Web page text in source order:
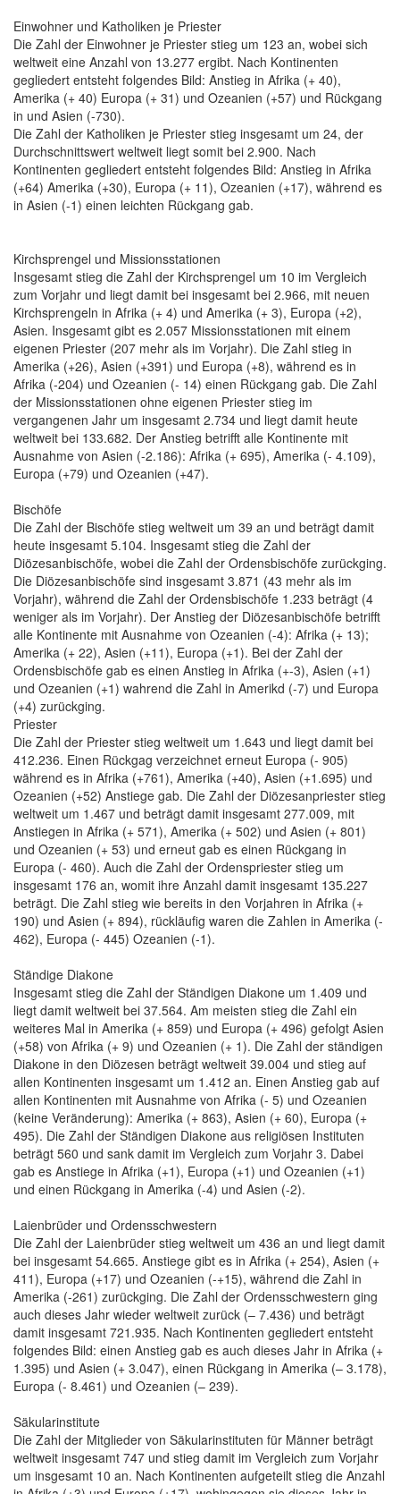
Einwohner und Katholiken je Priester
Die Zahl der Einwohner je Priester stieg um 123 an, wobei sich
weltweit eine Anzahl von 13.277 ergibt. Nach Kontinenten
gegliedert entsteht folgendes Bild: Anstieg in Afrika (+ 40),
Amerika (+ 40) Europa (+ 31) und Ozeanien (+57) und Rückgang
in und Asien (-730).
Die Zahl der Katholiken je Priester stieg insgesamt um 24, der
Durchschnittswert weltweit liegt somit bei 2.900. Nach
Kontinenten gegliedert entsteht folgendes Bild: Anstieg in Afrika
(+64) Amerika (+30), Europa (+ 11), Ozeanien (+17), während es
in Asien (-1) einen leichten Rückgang gab.
Kirchsprengel und Missionsstationen
Insgesamt stieg die Zahl der Kirchsprengel um 10 im Vergleich
zum Vorjahr und liegt damit bei insgesamt bei 2.966, mit neuen
Kirchsprengeln in Afrika (+ 4) und Amerika (+ 3), Europa (+2),
Asien. Insgesamt gibt es 2.057 Missionsstationen mit einem
eigenen Priester (207 mehr als im Vorjahr). Die Zahl stieg in
Amerika (+26), Asien (+391) und Europa (+8), während es in
Afrika (-204) und Ozeanien (- 14) einen Rückgang gab. Die Zahl
der Missionsstationen ohne eigenen Priester stieg im
vergangenen Jahr um insgesamt 2.734 und liegt damit heute
weltweit bei 133.682. Der Anstieg betrifft alle Kontinente mit
Ausnahme von Asien (-2.186): Afrika (+ 695), Amerika (- 4.109),
Europa (+79) und Ozeanien (+47).
Bischöfe
Die Zahl der Bischöfe stieg weltweit um 39 an und beträgt damit
heute insgesamt 5.104. Insgesamt stieg die Zahl der
Diözesanbischöfe, wobei die Zahl der Ordensbischöfe zurückging.
Die Diözesanbischöfe sind insgesamt 3.871 (43 mehr als im
Vorjahr), während die Zahl der Ordensbischöfe 1.233 beträgt (4
weniger als im Vorjahr). Der Anstieg der Diözesanbischöfe betrifft
alle Kontinente mit Ausnahme von Ozeanien (-4): Afrika (+ 13);
Amerika (+ 22), Asien (+11), Europa (+1). Bei der Zahl der
Ordensbischöfe gab es einen Anstieg in Afrika (+-3), Asien (+1)
und Ozeanien (+1) wahrend die Zahl in Amerikd (-7) und Europa
(+4) zurückging.
Priester
Die Zahl der Priester stieg weltweit um 1.643 und liegt damit bei
412.236. Einen Rückgag verzeichnet erneut Europa (- 905)
während es in Afrika (+761), Amerika (+40), Asien (+1.695) und
Ozeanien (+52) Anstiege gab. Die Zahl der Diözesanpriester stieg
weltweit um 1.467 und beträgt damit insgesamt 277.009, mit
Anstiegen in Afrika (+ 571), Amerika (+ 502) und Asien (+ 801)
und Ozeanien (+ 53) und erneut gab es einen Rückgang in
Europa (- 460). Auch die Zahl der Ordenspriester stieg um
insgesamt 176 an, womit ihre Anzahl damit insgesamt 135.227
beträgt. Die Zahl stieg wie bereits in den Vorjahren in Afrika (+
190) und Asien (+ 894), rückläufig waren die Zahlen in Amerika (-
462), Europa (- 445) Ozeanien (-1).
Ständige Diakone
Insgesamt stieg die Zahl der Ständigen Diakone um 1.409 und
liegt damit weltweit bei 37.564. Am meisten stieg die Zahl ein
weiteres Mal in Amerika (+ 859) und Europa (+ 496) gefolgt Asien
(+58) von Afrika (+ 9) und Ozeanien (+ 1). Die Zahl der ständigen
Diakone in den Diözesen beträgt weltweit 39.004 und stieg auf
allen Kontinenten insgesamt um 1.412 an. Einen Anstieg gab auf
allen Kontinenten mit Ausnahme von Afrika (- 5) und Ozeanien
(keine Veränderung): Amerika (+ 863), Asien (+ 60), Europa (+
495). Die Zahl der Ständigen Diakone aus religiösen Instituten
beträgt 560 und sank damit im Vergleich zum Vorjahr 3. Dabei
gab es Anstiege in Afrika (+1), Europa (+1) und Ozeanien (+1)
und einen Rückgang in Amerika (-4) und Asien (-2).
Laienbrüder und Ordensschwestern
Die Zahl der Laienbrüder stieg weltweit um 436 an und liegt damit
bei insgesamt 54.665. Anstiege gibt es in Afrika (+ 254), Asien (+
411), Europa (+17) und Ozeanien (-+15), während die Zahl in
Amerika (-261) zurückging. Die Zahl der Ordensschwestern ging
auch dieses Jahr wieder weltweit zurück (– 7.436) und beträgt
damit insgesamt 721.935. Nach Kontinenten gegliedert entsteht
folgendes Bild: einen Anstieg gab es auch dieses Jahr in Afrika (+
1.395) und Asien (+ 3.047), einen Rückgang in Amerika (– 3.178),
Europa (- 8.461) und Ozeanien (– 239).
Säkularinstitute
Die Zahl der Mitglieder von Säkularinstituten für Männer beträgt
weltweit insgesamt 747 und stieg damit im Vergleich zum Vorjahr
um insgesamt 10 an. Nach Kontinenten aufgeteilt stieg die Anzahl